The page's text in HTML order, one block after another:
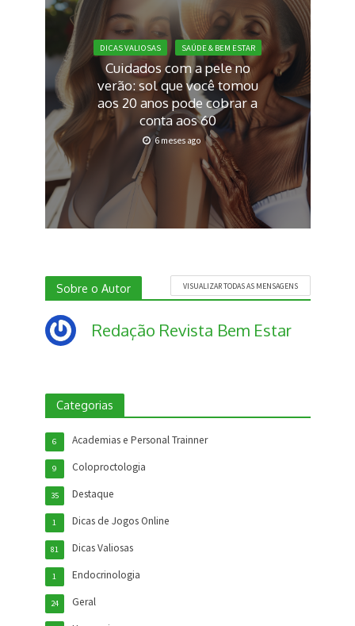
DICAS VALIOSAS SAÚDE & BEM ESTAR
Cuidados com a pele no
verão: sol que você tomou
aos 20 anos pode cobrar a
conta aos 60
6 meses ago
Sobre o Autor VISUALIZAR TODAS AS MENSAGENS
Redação Revista Bem Estar
Categorias
Academias e Personal Trainner
6
Coloproctologia
9
Destaque
35
Dicas de Jogos Online
1
Dicas Valiosas
81
Endocrinologia
1
Geral
24